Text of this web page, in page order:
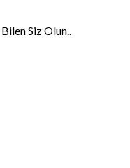
Siz Olun..